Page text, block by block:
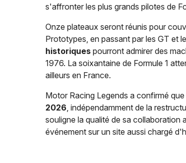
s'affronter les plus grands pilotes de
Onze plateaux seront réunis pour
Prototypes, en passant par les GT et
historiques pourront admirer des
1976. La soixantaine de Formule 1
ailleurs en France.
Motor Racing Legends a confirmé
2026, indépendamment de la
souligne la qualité de sa collaboration
événement sur un site aussi chargé